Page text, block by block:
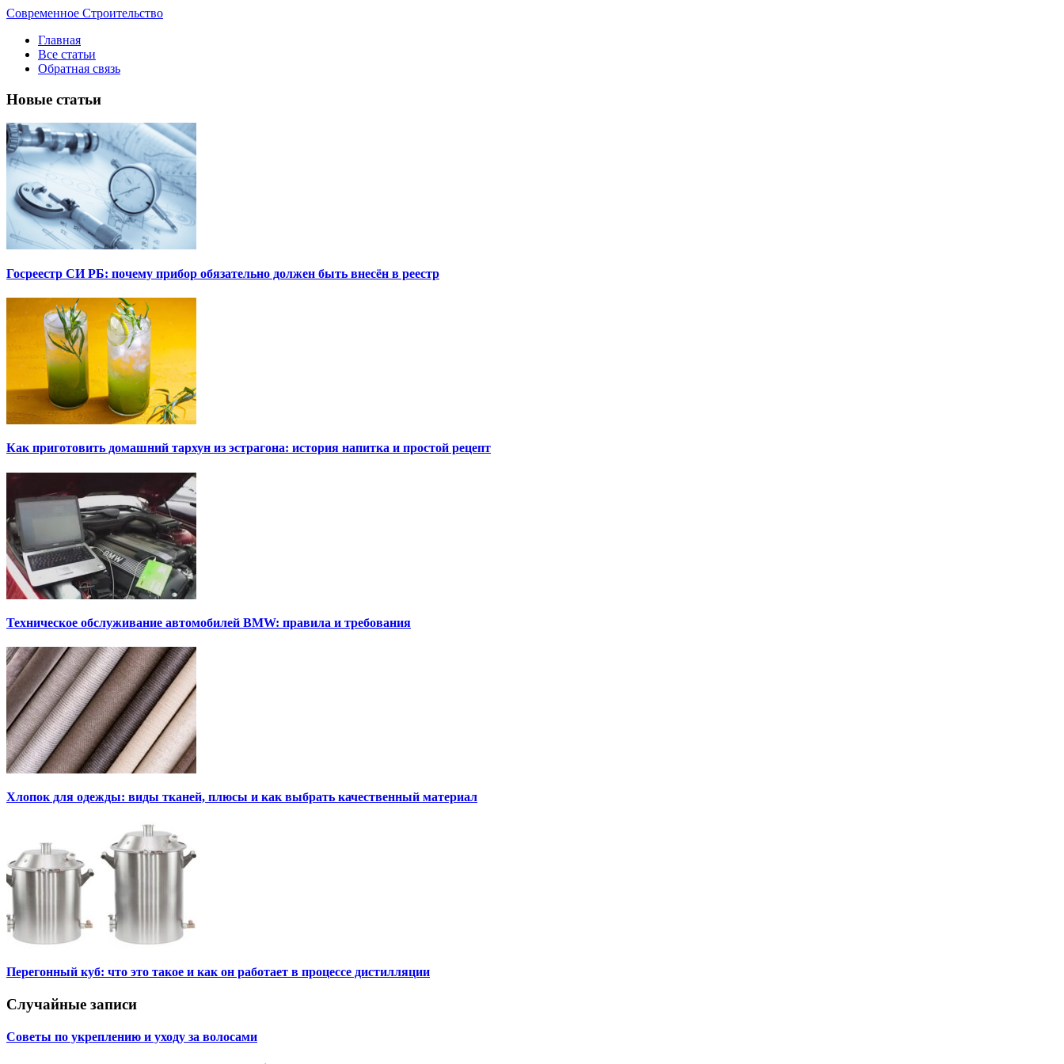
Современное Строительство
Главная
Все статьи
Обратная связь
Новые статьи
Госреестр СИ РБ: почему прибор обязательно должен быть внесён в реестр
Как приготовить домашний тархун из эстрагона: история напитка и простой рецепт
Техническое обслуживание автомобилей BMW: правила и требования
Хлопок для одежды: виды тканей, плюсы и как выбрать качественный материал
Перегонный куб: что это такое и как он работает в процессе дистилляции
Случайные записи
Советы по укреплению и уходу за волосами